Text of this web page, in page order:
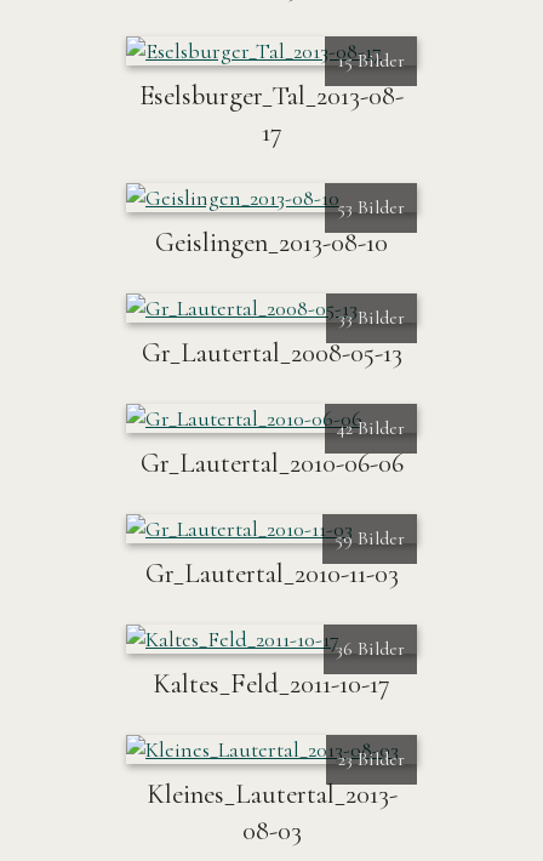
15 Bilder
Eselsburger_Tal_2013-08-
17
53 Bilder
Geislingen_2013-08-10
33 Bilder
Gr_Lautertal_2008-05-13
42 Bilder
Gr_Lautertal_2010-06-06
59 Bilder
Gr_Lautertal_2010-11-03
36 Bilder
Kaltes_Feld_2011-10-17
23 Bilder
Kleines_Lautertal_2013-
08-03